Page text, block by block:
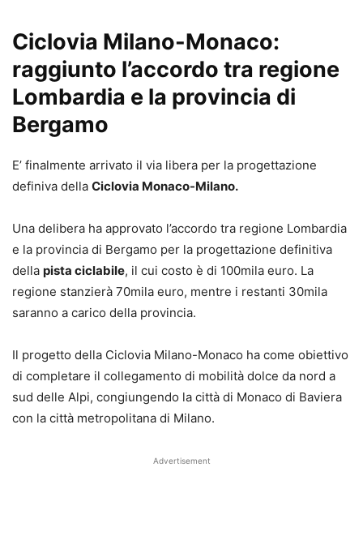
Ciclovia Milano-Monaco:
raggiunto l’accordo tra regione
Lombardia e la provincia di
Bergamo
E’ finalmente arrivato il via libera per la progettazione
definiva della Ciclovia Monaco-Milano.
Una delibera ha approvato l’accordo tra regione Lombardia
e la provincia di Bergamo per la progettazione definitiva
della pista ciclabile, il cui costo è di 100mila euro. La
regione stanzierà 70mila euro, mentre i restanti 30mila
saranno a carico della provincia.
Il progetto della Ciclovia Milano-Monaco ha come obiettivo
di completare il collegamento di mobilità dolce da nord a
sud delle Alpi, congiungendo la città di Monaco di Baviera
con la città metropolitana di Milano.
Advertisement